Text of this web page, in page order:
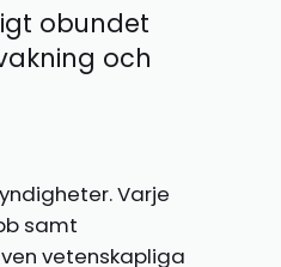
obundet
och
Varje
samt
vetenskapliga